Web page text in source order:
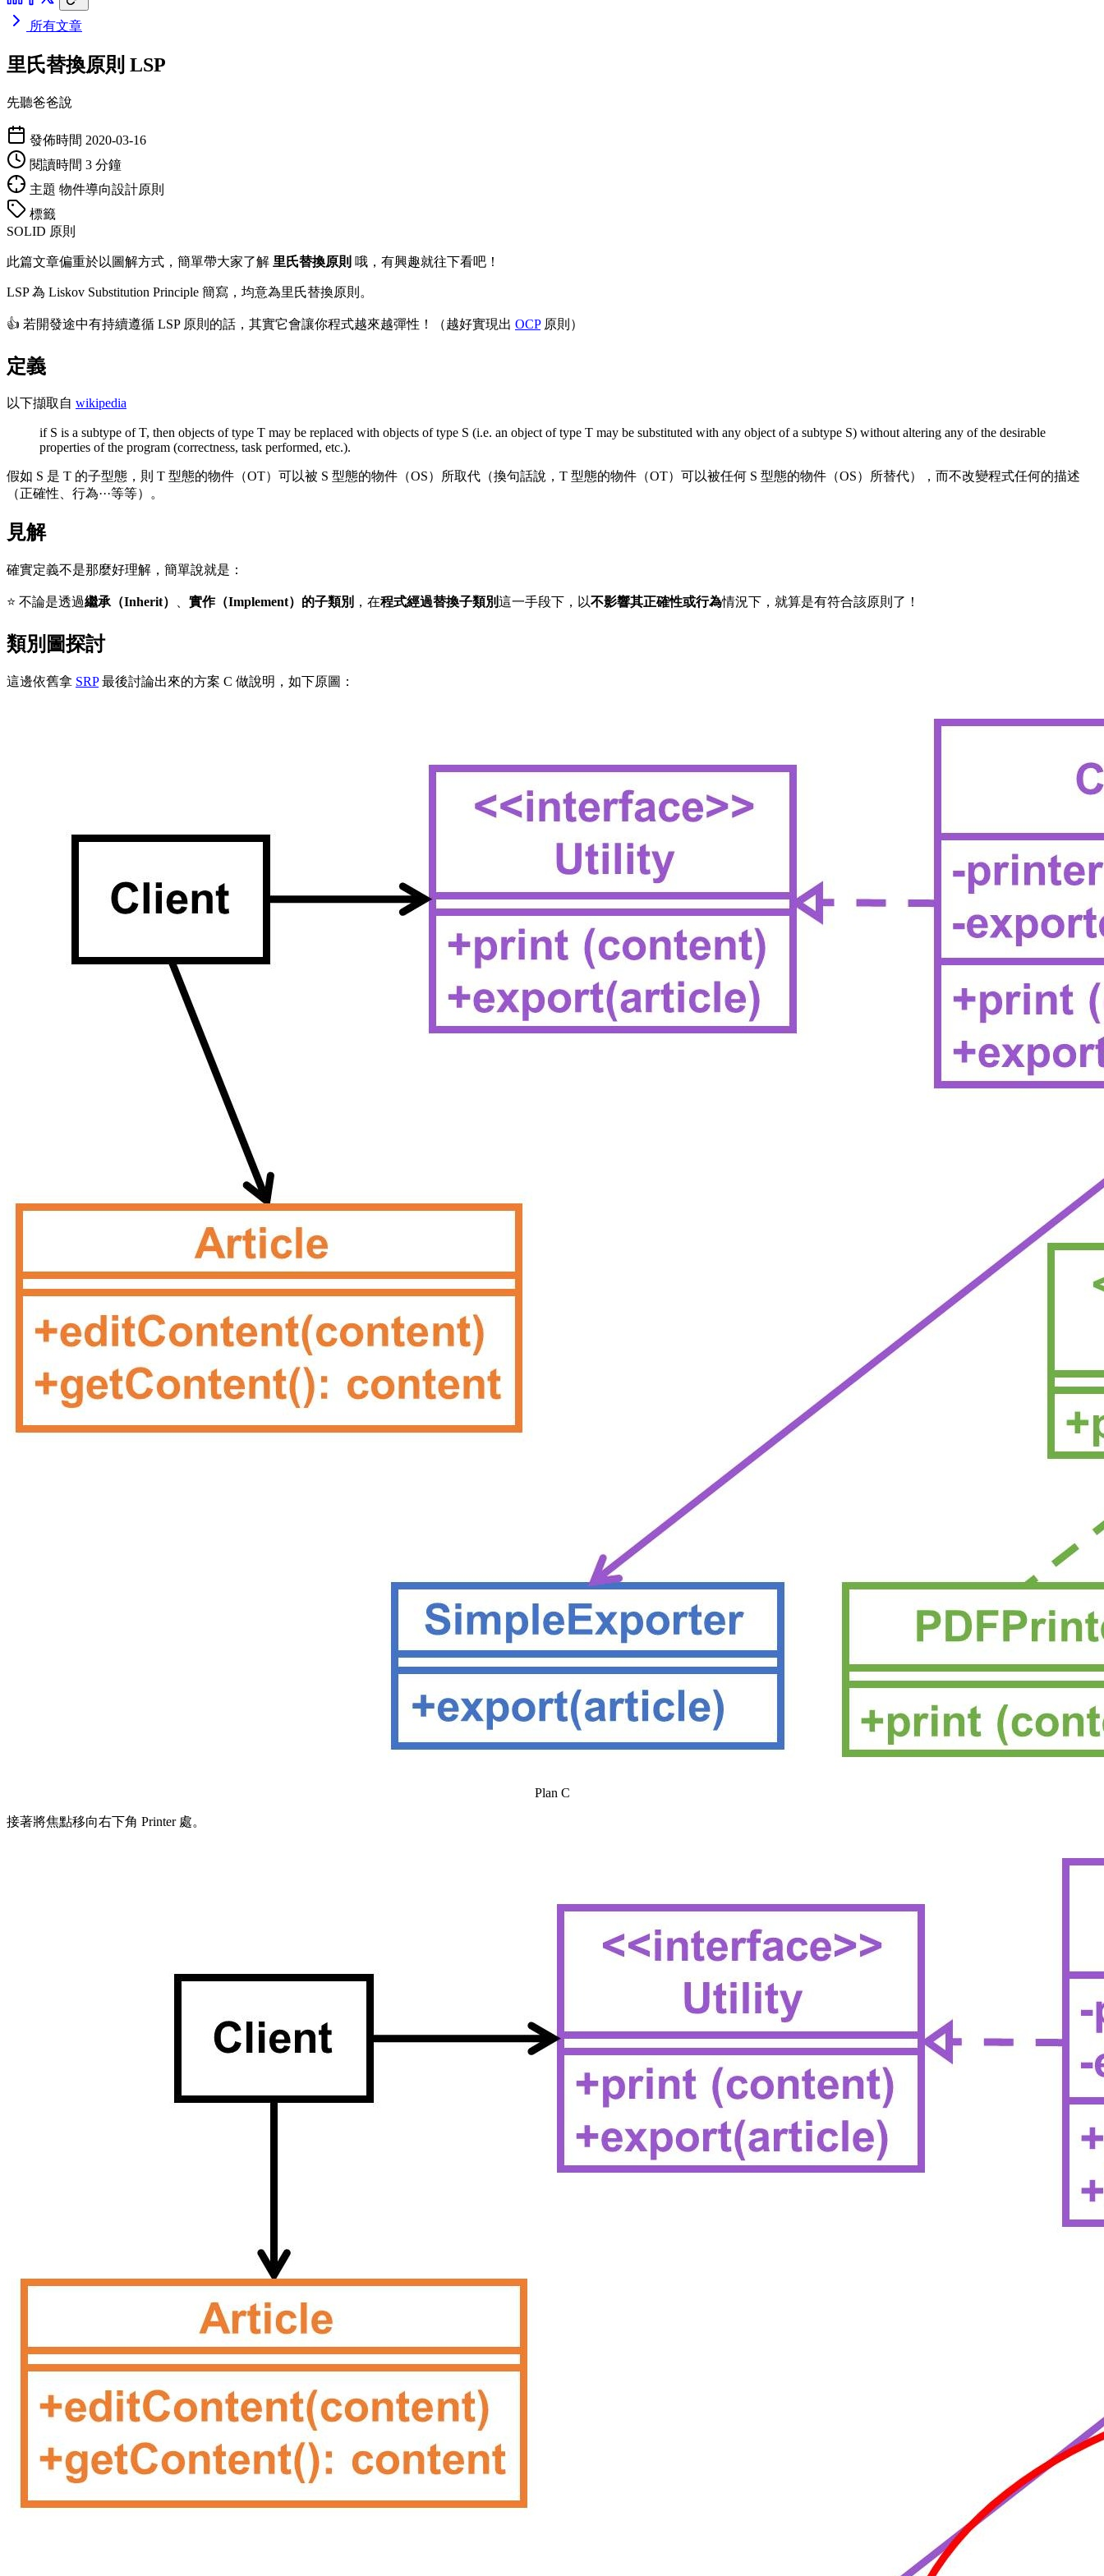
所有文章
里氏替換原則 LSP
先聽爸爸說
發佈時間 2020-03-16
閱讀時間 3 分鐘
主題 物件導向設計原則
標籤
SOLID 原則
此篇文章偏重於以圖解方式，簡單帶大家了解 里氏替換原則 哦，有興趣就往下看吧！
LSP 為 Liskov Substitution Principle 簡寫，均意為里氏替換原則。
👍 若開發途中有持續遵循 LSP 原則的話，其實它會讓你程式越來越彈性！（越好實現出 OCP原則）
定義
以下擷取自 wikipedia
if S is a subtype of T, then objects of type T may be replaced with objects of type S (i.e. an object of type T may be substituted with any object of a subtype S) without altering any of the desirable
properties of the program (correctness, task performed, etc.).
假如 S 是 T 的子型態，則 T 型態的物件（OT）可以被 S 型態的物件（OS）所取代（換句話說，T 型態的物件（OT）可以被任何 S 型態的物件（OS）所替代），而不改變程式任何的描述
（正確性、行為···等等）。
見解
確實定義不是那麼好理解，簡單說就是：
⭐️ 不論是透過繼承（Inherit） 實作（Implement）的子類別 ，在程式經過替換子類別這一手段下，以不影響其正確性或行為情況下，就算是有符合該原則了！
類別圖探討
這邊依舊拿 SRP最後討論出來的方案 C 做說明，如下原圖：
Plan C
接著將焦點移向右下角 Printer 處。